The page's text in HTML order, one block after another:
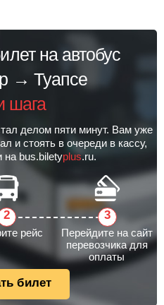
на автобус
→ Туапсе
шага
делом пяти минут. Вам уже
и стоять в очереди в кассу,
на bus.biletyplus.ru.
рейс
Перейдите на сайт
перевозчика для
оплаты
билет